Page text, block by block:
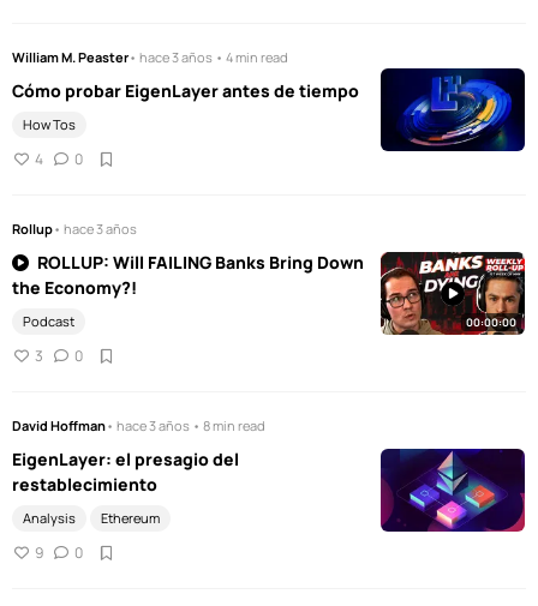
William M. Peaster• hace 3 años • 4 min read
Cómo probar EigenLayer antes de tiempo
How Tos
4 0
Rollup• hace 3 años
ROLLUP: Will FAILING Banks Bring Down
the Economy?!
Podcast
3 0
00:00:00
David Hoffman• hace 3 años • 8 min read
EigenLayer: el presagio del
restablecimiento
Analysis Ethereum
9 0